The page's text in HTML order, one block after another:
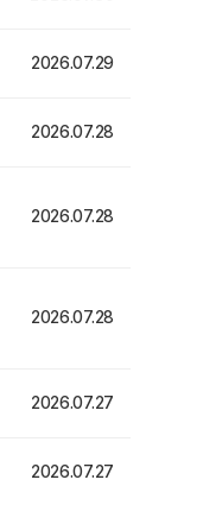
2026.07.29
2026.07.28
2026.07.28
2026.07.28
2026.07.27
2026.07.27